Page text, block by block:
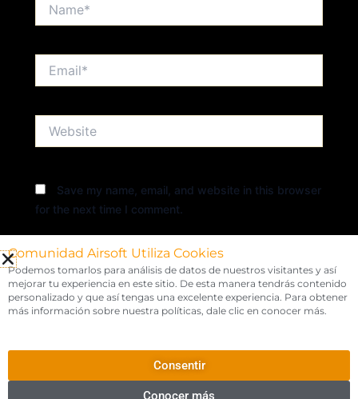
Save my name, email, and website in this browser
for the next time I comment.
Copyright © 2026 COMUNIDAD AIRSOFT | Powered by
Legends
Comunidad Airsoft Utiliza Cookies
Podemos tomarlos para análisis de datos de nuestros visitantes y así
mejorar tu experiencia en este sitio. De esta manera tendrás contenido
personalizado y que así tengas una excelente experiencia. Para obtener
más información sobre nuestra políticas, dale clic en conocer más.
Consentir
Conocer más